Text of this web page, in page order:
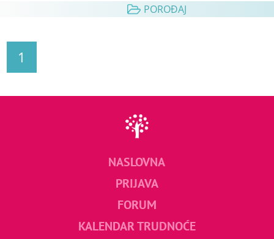
POROĐAJ
1
NASLOVNA
PRIJAVA
FORUM
KALENDAR TRUDNOĆE